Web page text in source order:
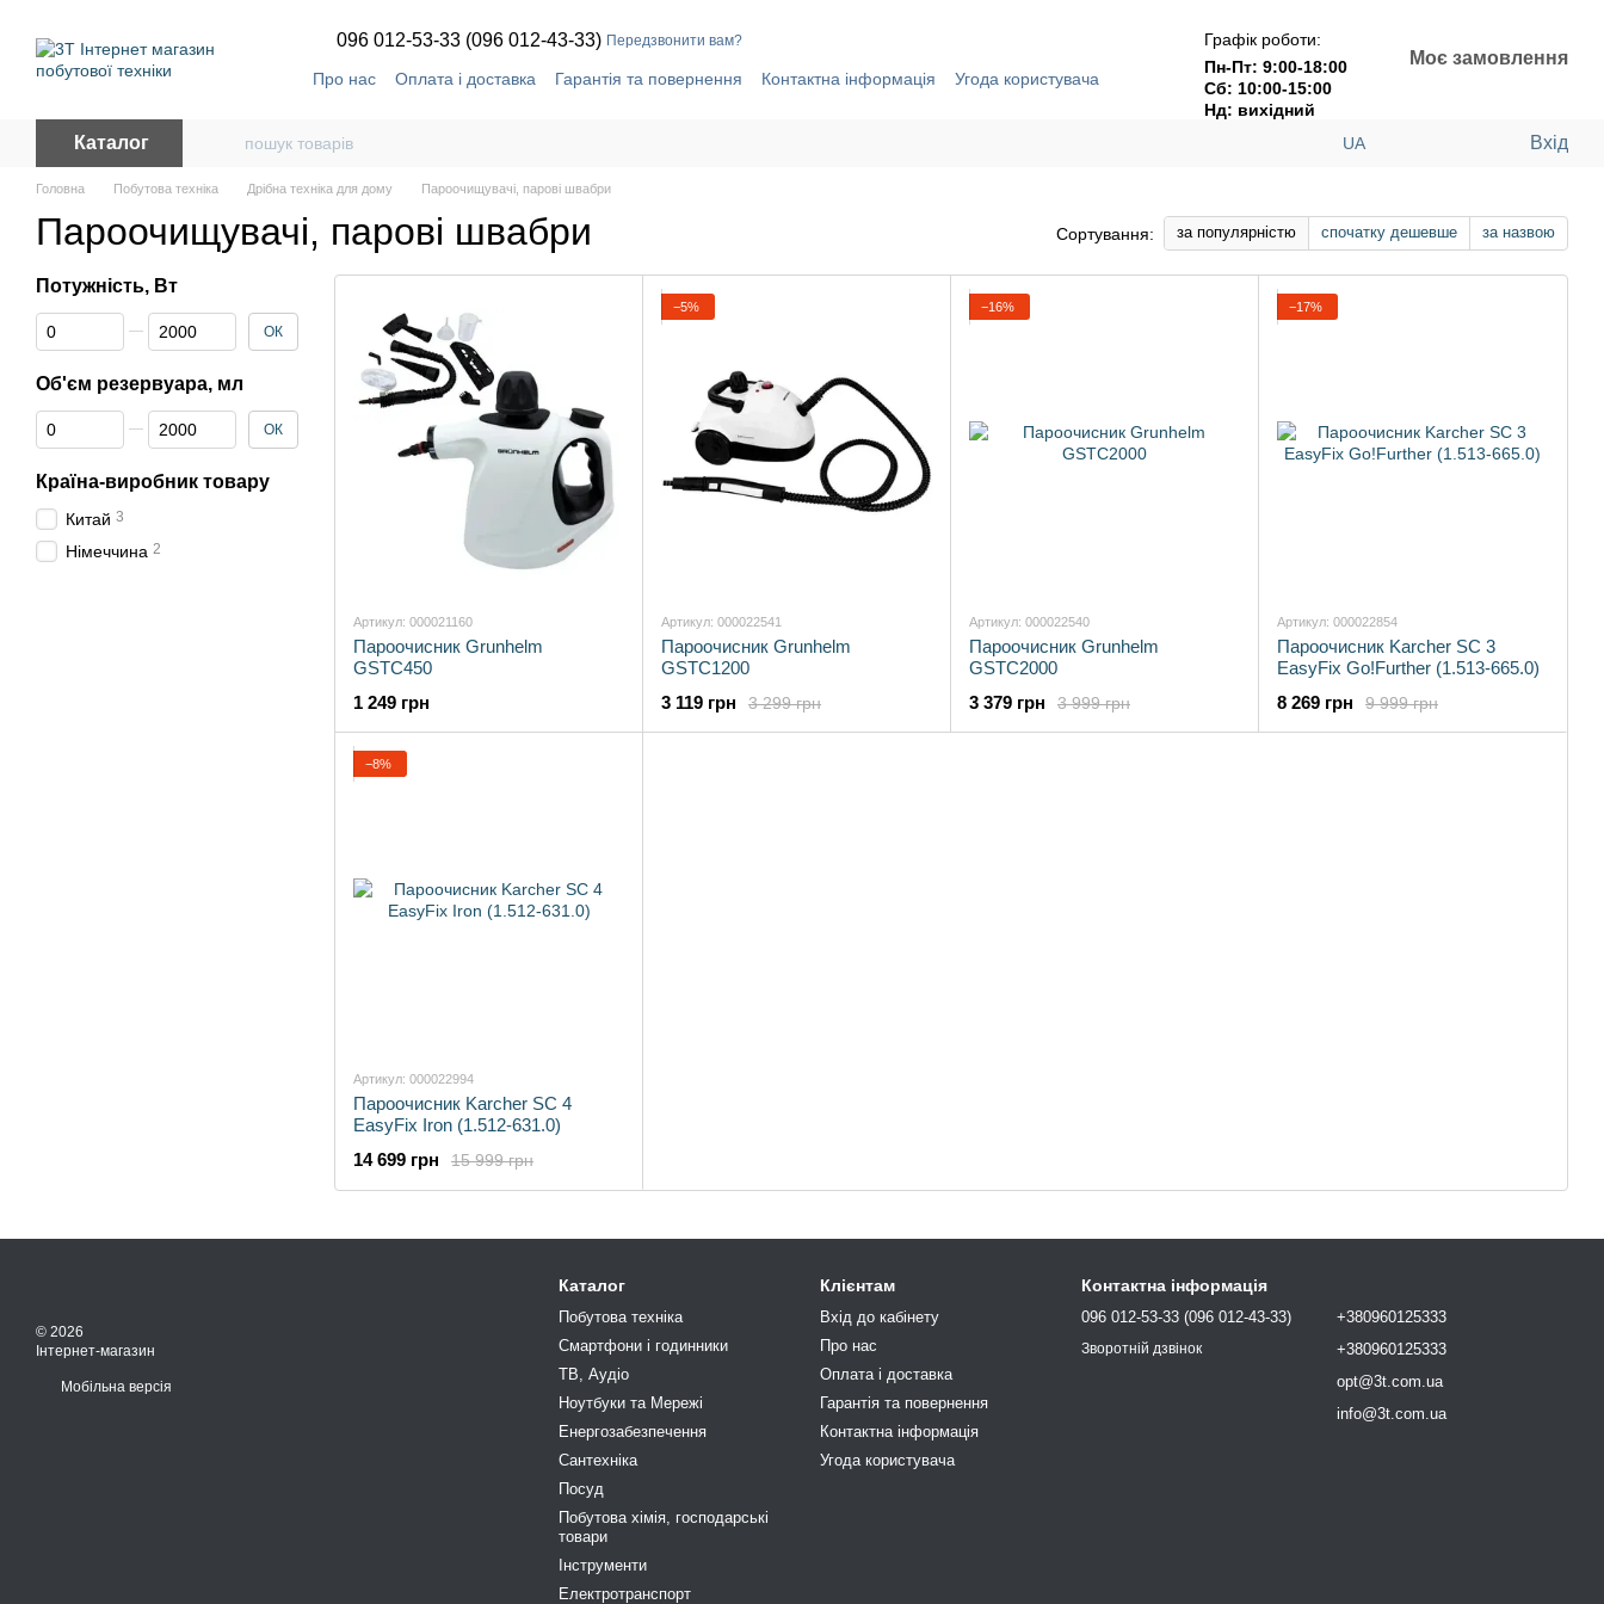
096 012-53-33 (096 012-43-33) Передзвонити вам?
Про нас Оплата і доставка Гарантія та повернення Контактна інформація Угода користувача
Графік роботи:
Пн-Пт: 9:00-18:00
Сб: 10:00-15:00
Нд: вихідний
Моє замовлення
Каталог UA Вхід
Головна Побутова техніка Дрібна техніка для дому Пароочищувачі, парові швабри
Пароочищувачі, парові швабри Сортування: за популярністю спочатку дешевше за назвою
Артикул: 000021160
Пароочисник Grunhelm
GSTC450
1 249 грн
−5%
Артикул: 000022541
Пароочисник Grunhelm
GSTC1200
3 299 грн
3 119 грн
−16%
Артикул: 000022540
Пароочисник Grunhelm
GSTC2000
3 999 грн
3 379 грн
−17%
Артикул: 000022854
Пароочисник Karcher SC 3
EasyFix Go!Further (1.513-665.0)
9 999 грн
8 269 грн
−8%
Артикул: 000022994
Пароочисник Karcher SC 4
EasyFix Iron (1.512-631.0)
15 999 грн
14 699 грн
Потужність, Вт
Від Потужність, Вт
До Потужність, Вт ОК
Об'єм резервуара, мл
Від Об'єм резервуара, мл
До Об'єм резервуара, мл ОК
Країна-виробник товару
Китай 3
Німеччина 2
© 2026
Інтернет-магазин
Мобільна версія
Каталог
Побутова техніка
Смартфони і годинники
ТВ, Аудіо
Ноутбуки та Мережі
Енергозабезпечення
Сантехніка
Посуд
Побутова хімія, господарськi
товари
Інструменти
Електротранспорт
Клієнтам
Вхід до кабінету
Про нас
Оплата і доставка
Гарантія та повернення
Контактна інформація
Угода користувача
Контактна інформація
096 012-53-33 (096 012-43-33)
Зворотній дзвінок
+380960125333
+380960125333
opt@3t.com.ua
info@3t.com.ua